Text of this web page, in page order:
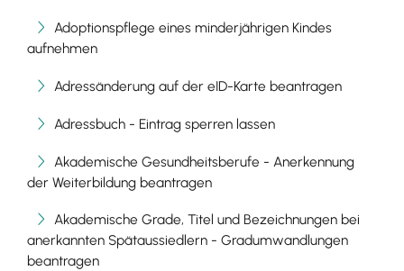
Adoptionspflege eines minderjährigen Kindes
aufnehmen
Adressänderung auf der eID-Karte beantragen
Adressbuch - Eintrag sperren lassen
Akademische Gesundheitsberufe - Anerkennung
der Weiterbildung beantragen
Akademische Grade, Titel und Bezeichnungen bei
anerkannten Spätaussiedlern - Gradumwandlungen
beantragen